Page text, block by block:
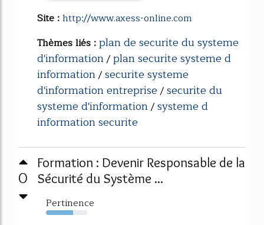
Site :http://www.axess-online.com
Thèmes liés :plan de securite du systeme
d'information/plan securite systeme d
information/securite systeme
d'information entreprise/securite du
systeme d'information/systeme d
information securite
0
Formation : Devenir Responsable de la
Sécurité du Système ...
Pertinence
66%